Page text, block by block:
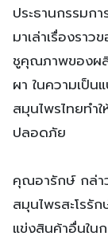
ประธานกรรมก
มาเล่าเรื่องรา
ชูคุณภาพของผ
ผา ในความเป็
สมุนไพรไทยทำ
ปลอดภัย
คุณอารักษ์ กล่า
สมุนไพรสะโรรั
แข่งสินค้าอื่นใน